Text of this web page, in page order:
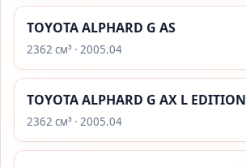
TOYOTA ALPHARD G AS
2362 см³ · 2005.04
TOYOTA ALPHARD G AX L EDITION
2362 см³ · 2005.04